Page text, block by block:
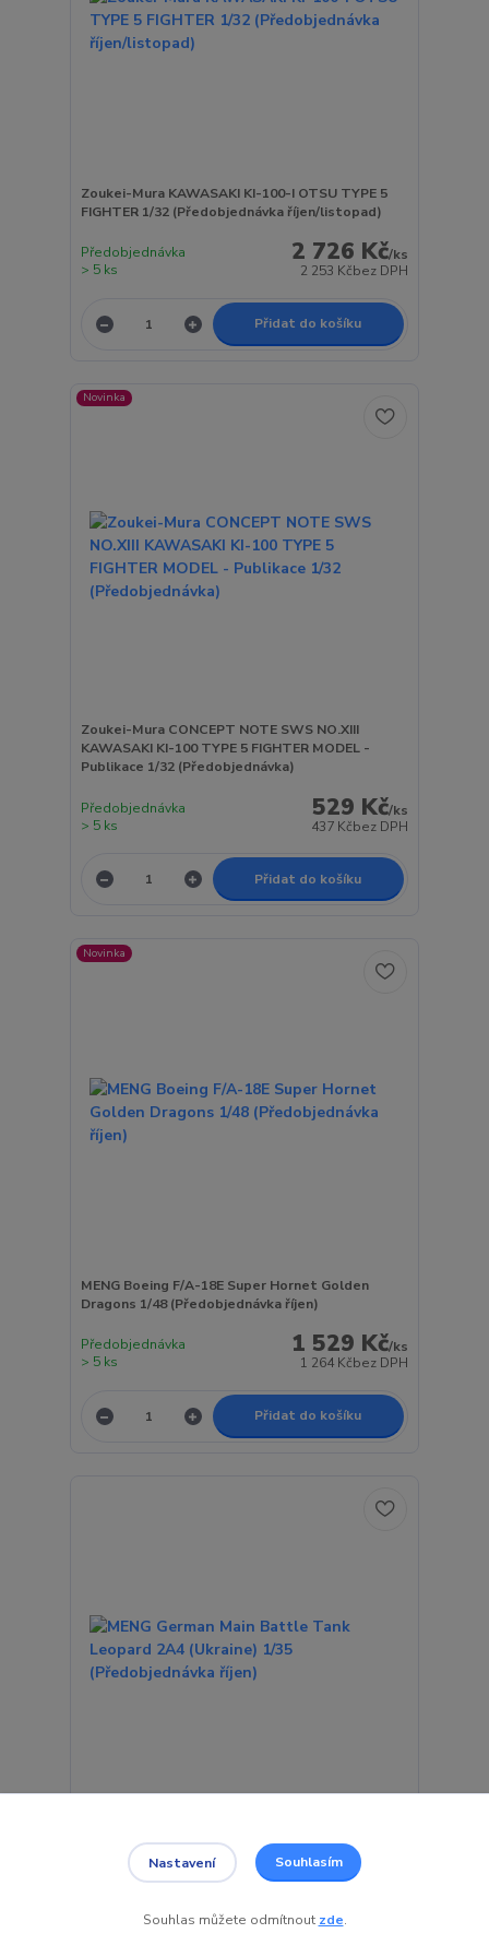
Zoukei-Mura KAWASAKI KI-100-I OTSU TYPE 5
FIGHTER 1/32 (Předobjednávka říjen/listopad)
2 726 Kč/ks
2 253 Kčbez DPH
Předobjednávka
> 5 ks
Přidat do košíku
Novinka
Zoukei-Mura CONCEPT NOTE SWS NO.XIII
KAWASAKI KI-100 TYPE 5 FIGHTER MODEL -
Publikace 1/32 (Předobjednávka)
529 Kč/ks
437 Kčbez DPH
Předobjednávka
> 5 ks
Přidat do košíku
Novinka
MENG Boeing F/A-18E Super Hornet Golden
Dragons 1/48 (Předobjednávka říjen)
1 529 Kč/ks
1 264 Kčbez DPH
Předobjednávka
> 5 ks
Přidat do košíku
(Ukraine) 1/35 (Předobjednávka říjen)
1 495 Kč
Předobjednávka
Nastavení Souhlasím
Souhlas můžete odmítnout zde.